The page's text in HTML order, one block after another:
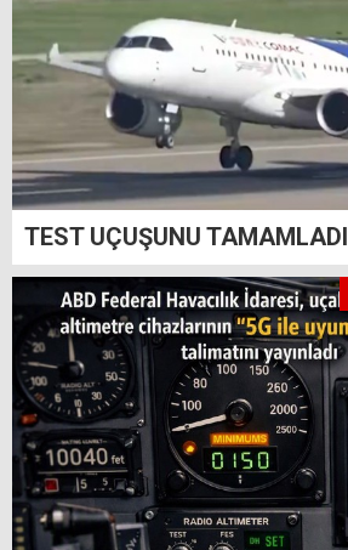
TEST UÇUŞUNU TAMAMLADI